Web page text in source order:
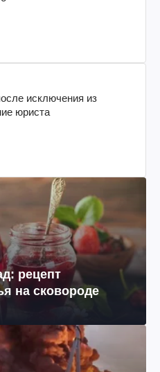
исключения из
юриста
рецепт
на сковороде